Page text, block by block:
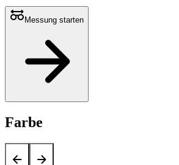
Messung starten
Farbe